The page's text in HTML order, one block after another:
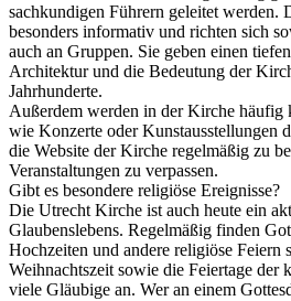
sachkundigen Führern geleitet werden.
besonders informativ und richten sich
auch an Gruppen. Sie geben einen
Architektur und die Bedeutung der
Jahrhunderte.
Außerdem werden in der Kirche häufig
wie Konzerte oder Kunstausstellungen
die Website der Kirche regelmäßig zu
Veranstaltungen zu verpassen.
Gibt es besondere religiöse Ereignisse?
Die Utrecht Kirche ist auch heute ein
Glaubenslebens. Regelmäßig finden
Hochzeiten und andere religiöse Feiern
Weihnachtszeit sowie die Feiertage der
viele Gläubige an. Wer an einem